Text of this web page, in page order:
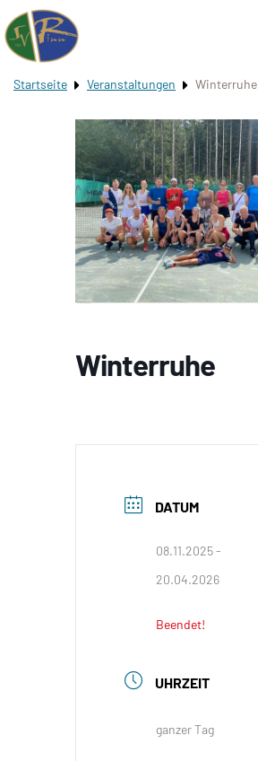
Startseite Veranstaltungen Winterruhe
Winterruhe
DATUM
08.11.2025-
20.04.2026
Beendet!
UHRZEIT
ganzer Tag